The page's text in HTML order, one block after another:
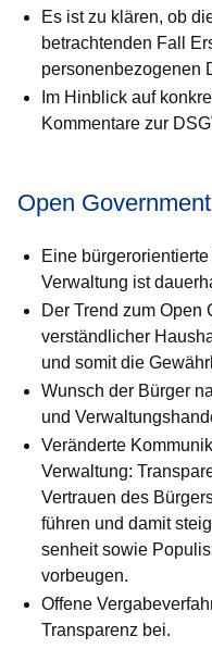
Es ist zu klären, ob
betrachtenden Fall
personenbezogenen
Im Hinblick auf
Kommentare zur
Open
Eine
Verwaltung ist
Der Trend zum Open
verständ­li­cher
und somit die
Wunsch der Bürger
und
Veränderte
Verwaltung:
Vertrauen des
führen und damit
senheit sowie
vorbeugen.
Offene
Transparenz bei.